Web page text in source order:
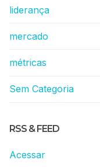
liderança
mercado
métricas
Sem Categoria
RSS & FEED
Acessar